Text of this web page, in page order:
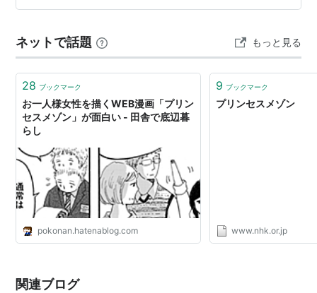
著者: 池辺葵
「プリンセスメゾン」のマンガのコマをアルで探す
成は違っても、 そういうのは 自分のときと そんなに 変
めているときと 現実味を帯びて 想像する…
ネットで話題 もっと見る
28 ブックマーク
お一人様女性を描くWEB漫画「プリン
セスメゾン」が面白い - 田舎で底辺暮
らし
pokonan.hatenablog.com
9 ブックマーク
プリンセスメゾン
www.nhk.or.jp
関連ブログ